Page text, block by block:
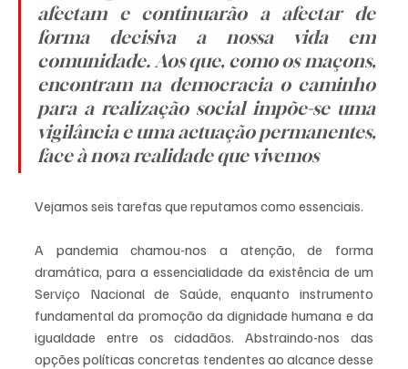
afectam e continuarão a afectar de
forma decisiva a nossa vida em
comunidade. Aos que, como os maçons,
encontram na democracia o caminho
para a realização social impõe-se uma
vigilância e uma actuação permanentes,
face à nova realidade que vivemos
Vejamos seis tarefas que reputamos como essenciais.
A pandemia chamou-nos a atenção, de forma
dramática, para a essencialidade da existência de um
Serviço Nacional de Saúde, enquanto instrumento
fundamental da promoção da dignidade humana e da
igualdade entre os cidadãos. Abstraindo-nos das
opções políticas concretas tendentes ao alcance desse